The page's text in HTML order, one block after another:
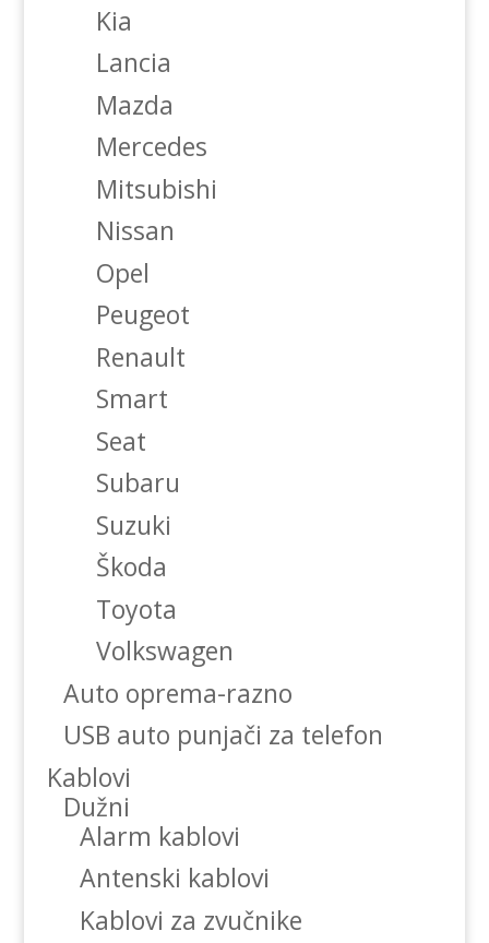
Kia
Lancia
Mazda
Mercedes
Mitsubishi
Nissan
Opel
Peugeot
Renault
Smart
Seat
Subaru
Suzuki
Škoda
Toyota
Volkswagen
Auto oprema-razno
USB auto punjači za telefon
Kablovi
Dužni
Alarm kablovi
Antenski kablovi
Kablovi za zvučnike